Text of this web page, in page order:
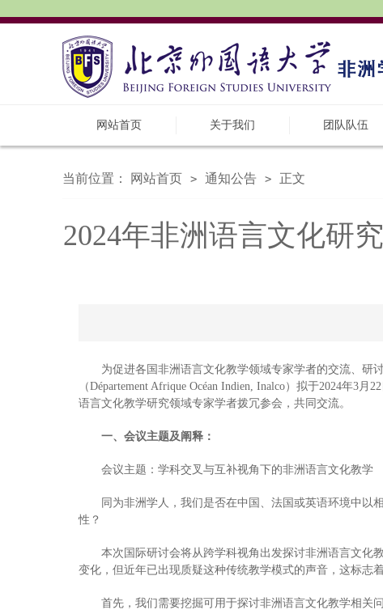
网站首页 关于我们 团队队伍
当前位置： 网站首页 > 通知公告 > 正文
2024年非洲语言文化研
为促进各国非洲语言文化教学领域专家学者的交流、研
（Département Afrique Océan Indien, Inalco）拟于2024年
语言文化教学研究领域专家学者拨冗参会，共同交流。
一、会议主题及阐释：
会议主题：学科交叉与互补视角下的非洲语言文化教学
同为非洲学人，我们是否在中国、法国或英语环境中
性？
本次国际研讨会将从跨学科视角出发探讨非洲语言文化
变化，但近年已出现质疑这种传统教学模式的声音，这标志
首先，我们需要挖掘可用于探讨非洲语言文化教学相关